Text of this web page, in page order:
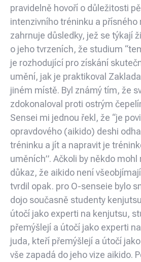
pravidelně hovoří o důležitosti
intenzivního tréninku a přísného
zahrnuje důsledky, jež se týkají
o jeho tvrzeních, že studium
je rozhodující pro získání
umění, jak je praktikoval
jiném místě. Byl známý tím, že
zdokonaloval proti ostrým
Sensei mi jednou řekl, že “je
opravdového (aikido) deshi
tréninku a jít a napravit je
uměních”. Ačkoli by někdo
důkaz, že aikido není
tvrdil opak. pro O-senseie bylo
dojo současně studenty
útočí jako experti na kenjutsu,
přemýšlejí a útočí jako experti
juda, kteří přemýšlejí a útočí
vše zapadá do jeho vize aikido.